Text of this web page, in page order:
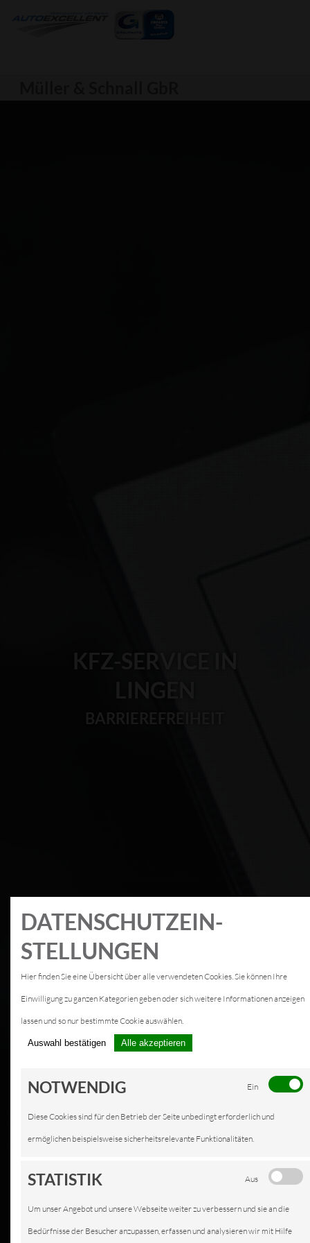
DATEN­SCHUTZ­EIN­
STELLUNGEN
Hier finden Sie eine Übersicht über alle verwendeten Cookies. Sie können Ihre
Einwilligung zu ganzen Kategorien geben oder sich weitere Informationen anzeigen
lassen und so nur bestimmte Cookie auswählen.
Auswahl bestätigen Alle akzeptieren
NOTWENDIG Ein
Diese Cookies sind für den Betrieb der Seite unbedingt erforderlich und
ermöglichen beispielsweise sicherheitsrelevante Funktionalitäten.
STATISTIK Aus
Um unser Angebot und unsere Webseite weiter zu verbessern und sie an die
Bedürfnisse der Besucher anzupassen, erfassen und analysieren wir mit Hilfe